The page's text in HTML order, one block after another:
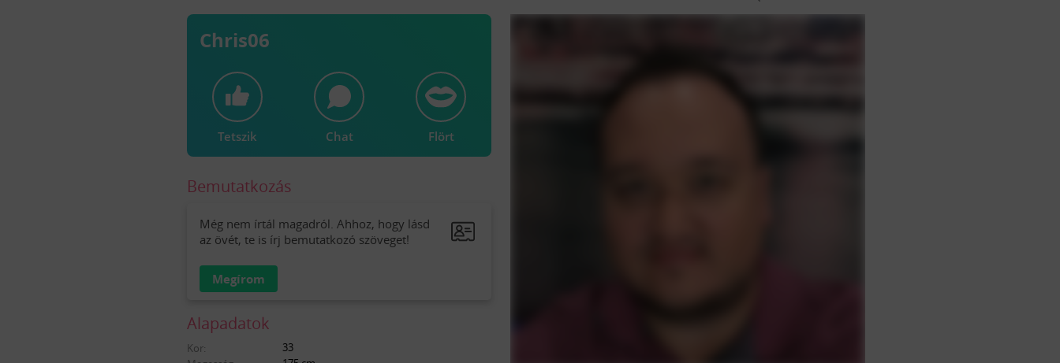
Chris06
Tetszik Chat Flört
Bemutatkozás
Még nem írtál magadról. Ahhoz, hogy lásd
az övét, te is írj bemutatkozó szöveget!
Megírom
Alapadatok
Kor:
33